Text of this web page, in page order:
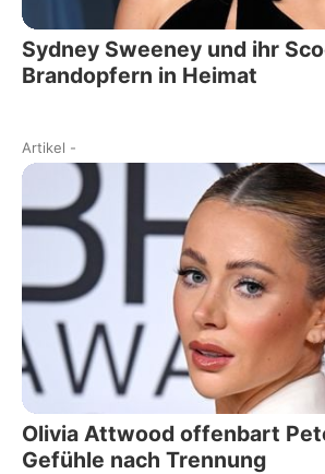
Sydney Sweeney und ihr
Brandopfern in Heimat
Artikel -
Olivia Attwood offenbart
Gefühle nach Trennung